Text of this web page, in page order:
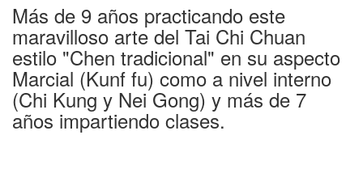
Más de 9 años practicando este
maravilloso arte del Tai Chi Chuan
estilo "Chen tradicional" en su aspecto
Marcial (Kunf fu) como a nivel interno
(Chi Kung y Nei Gong) y más de 7
años impartiendo clases.